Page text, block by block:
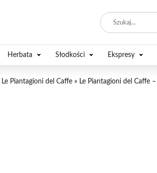
Herbata Słodkości Ekspresy
Le Piantagioni del Caffe » Le Piantagioni del Caffe